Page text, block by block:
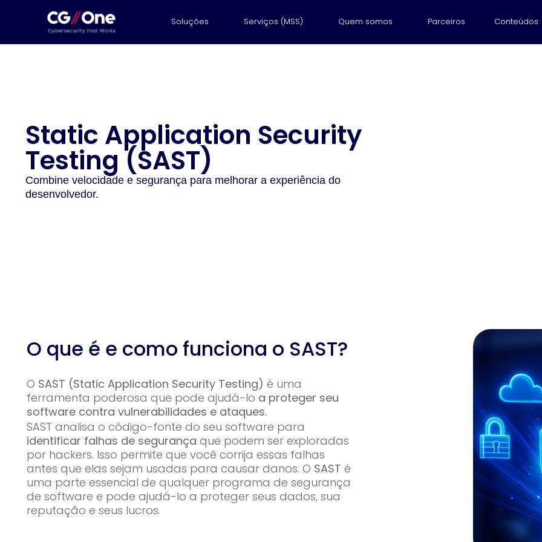
Soluções Serviços (MSS) Quem somos Parceiros Conteúdos
Static Application Security
Testing (SAST)
Combine velocidade e segurança para melhorar a experiência do
desenvolvedor.
O que é e como funciona o SAST?
O SAST (Static Application Security Testing) é uma
ferramenta poderosa que pode ajudá-lo a proteger seu
software contra vulnerabilidades e ataques.
SAST analisa o código-fonte do seu software para
identificar falhas de segurança que podem ser exploradas
por hackers. Isso permite que você corrija essas falhas
antes que elas sejam usadas para causar danos. O SAST é
uma parte essencial de qualquer programa de segurança
de software e pode ajudá-lo a proteger seus dados, sua
reputação e seus lucros.